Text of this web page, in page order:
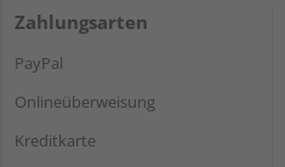
Zahlungsarten
PayPal
Onlineüberweisung
Kreditkarte